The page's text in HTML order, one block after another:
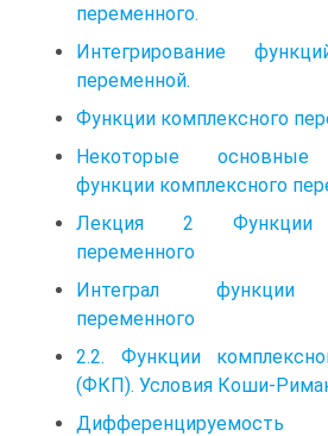
переменного.
Интегрирование
переменной.
Функции комплексного
Некоторые основные
функции комплексного
Лекция 2 Функции
переменного
Интеграл функции
переменного
2.2. Функции
(ФКП). Условия Коши-